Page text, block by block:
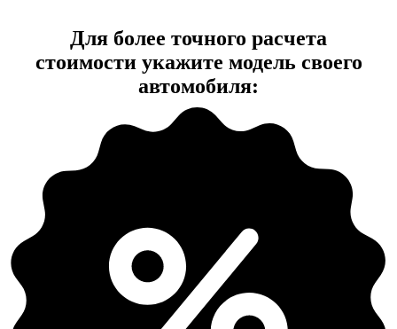
Для более точного расчета
стоимости укажите модель своего
автомобиля: